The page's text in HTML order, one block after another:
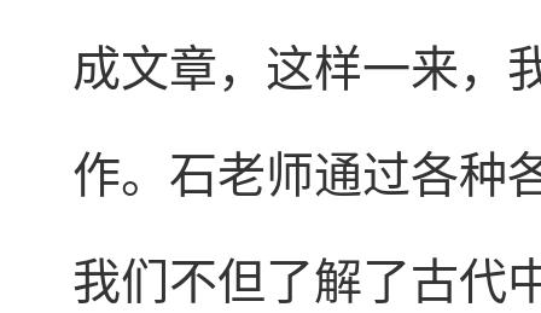
成文章，这样一来，
作。石老师通过各种
我们不但了解了古代